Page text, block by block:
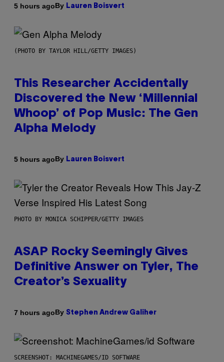
5 hours agoBy Lauren Boisvert
(PHOTO BY TAYLOR HILL/GETTY IMAGES)
This Researcher Accidentally
Discovered the New ‘Millennial
Whoop’ of Pop Music: The Gen
Alpha Melody
5 hours agoBy Lauren Boisvert
PHOTO BY MONICA SCHIPPER/GETTY IMAGES
ASAP Rocky Seemingly Gives
Definitive Answer on Tyler, The
Creator’s Sexuality
7 hours agoBy Stephen Andrew Galiher
SCREENSHOT: MACHINEGAMES/ID SOFTWARE